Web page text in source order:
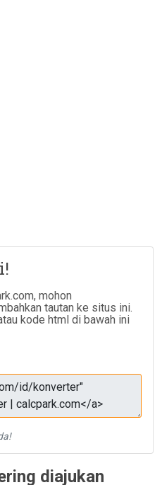
mohon
tautan ke situs ini.
kode html di bawah ini
diajukan